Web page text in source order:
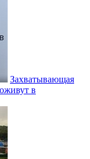
Захватывающая
в